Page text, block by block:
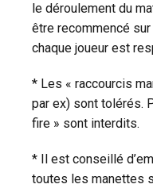
le déroulement du
être recommencé
chaque joueur est
* Les « raccourcis
par ex) sont tolérés.
fire » sont interdits.
* Il est conseillé
toutes les manettes